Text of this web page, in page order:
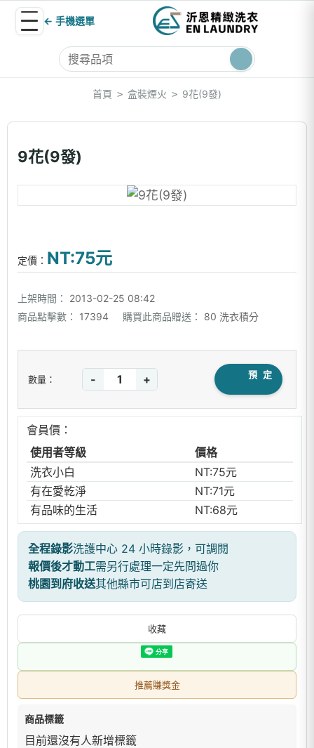
← 手機選單
首頁 > 盒裝煙火 > 9花(9發)
9花(9發)
定價： NT:75元
上架時間：
2013-02-25 08:42
商品點擊數：
17394 購買此商品贈送： 80 洗衣積分
數量： - + 預 定
會員價：
使用者等級
價格
洗衣小白
NT:75元
有在愛乾淨
NT:71元
有品味的生活
NT:68元
全程錄影洗護中心 24 小時錄影，可調閱
報價後才動工需另行處理一定先問過你
桃園到府收送其他縣市可店到店寄送
收藏
推薦賺獎金
商品標籤
目前還沒有人新增標籤